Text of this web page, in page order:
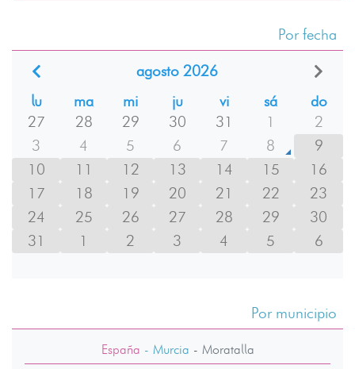
Por fecha
agosto 2026
lu
ma mi ju vi sá
do
27
28 29 30 31 1
2
3
4 5 6 7 8
9
10
11 12 13 14 15
16
17
18 19 20 21 22
23
24
25 26 27 28 29
30
31
1 2 3 4 5 6
Por municipio
España - Murcia - Moratalla